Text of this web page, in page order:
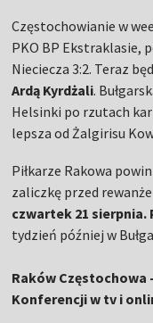
Częstochowianie w
PKO BP Ekstraklasie,
Nieciecza 3:2. Teraz
Ardą Kyrdżali.
Helsinki po rzutach
lepsza od Żalgirisu
Piłkarze Rakowa
zaliczkę przed
czwartek 21 sierpnia.
tydzień później w
Raków Częstochowa
Konferencji w tv i